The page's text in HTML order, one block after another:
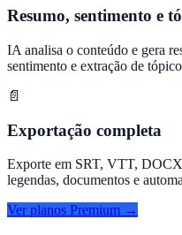
Resumo, sentimento e
IA analisa o conteúdo e gera
sentimento e extração de
📄
Exportação completa
Exporte em SRT, VTT,
legendas, documentos e
Ver planos Premium →